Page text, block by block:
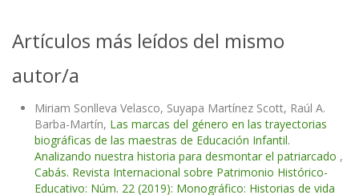
Artículos más leídos del mismo
autor/a
Miriam Sonlleva Velasco, Suyapa Martínez Scott, Raúl A.
Barba-Martín, Las marcas del género en las trayectorias
biográficas de las maestras de Educación Infantil.
Analizando nuestra historia para desmontar el patriarcado ,
Cabás. Revista Internacional sobre Patrimonio Histórico-
Educativo: Núm. 22 (2019): Monográfico: Historias de vida